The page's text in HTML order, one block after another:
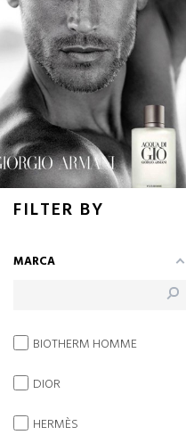
FILTER BY
MARCA
BIOTHERM HOMME
DIOR
HERMÈS